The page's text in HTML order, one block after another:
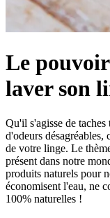
Le
laver son
Qu'il s'agisse de taches
d'odeurs désagréables,
de votre linge. Le
présent dans notre
produits naturels pour
économisent l'eau, ne
100% naturelles !